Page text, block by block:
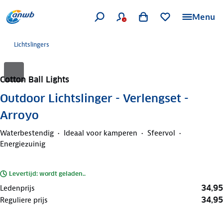
Menu
Lichtslingers
Cotton Ball Lights
Outdoor Lichtslinger - Verlengset -
Arroyo
Waterbestendig Ideaal voor kamperen
Sfeervol
Energiezuinig
Levertijd: wordt geladen..
Ledenprijs 34,95
Reguliere prijs 34,95